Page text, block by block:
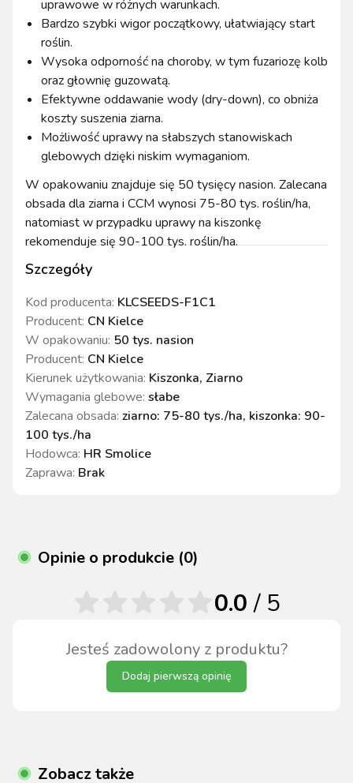
Szczegóły
Kod producenta: KLCSEEDS-F1C1
Producent: CN Kielce
W opakowaniu: 50 tys. nasion
Producent: CN Kielce
Kierunek użytkowania: Kiszonka, Ziarno
Wymagania glebowe: słabe
Zalecana obsada: ziarno: 75-80 tys./ha, kiszonka: 90-
100 tys./ha
Hodowca: HR Smolice
Zaprawa: Brak
uprawowe w różnych warunkach.
Bardzo szybki wigor początkowy, ułatwiający start
roślin.
Wysoka odporność na choroby, w tym fuzariozę kolb
oraz głownię guzowatą.
Efektywne oddawanie wody (dry-down), co obniża
koszty suszenia ziarna.
Możliwość uprawy na słabszych stanowiskach
glebowych dzięki niskim wymaganiom.
W opakowaniu znajduje się 50 tysięcy nasion. Zalecana
obsada dla ziarna i CCM wynosi 75-80 tys. roślin/ha,
natomiast w przypadku uprawy na kiszonkę
rekomenduje się 90-100 tys. roślin/ha.
Opinie o produkcie (0)
Jesteś zadowolony z produktu?
Dodaj pierwszą opinię
0.0/ 5
Zobacz także